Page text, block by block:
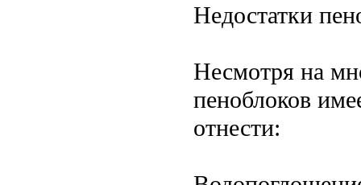
Недостатки
Несмотря на
пеноблоков
отнести: